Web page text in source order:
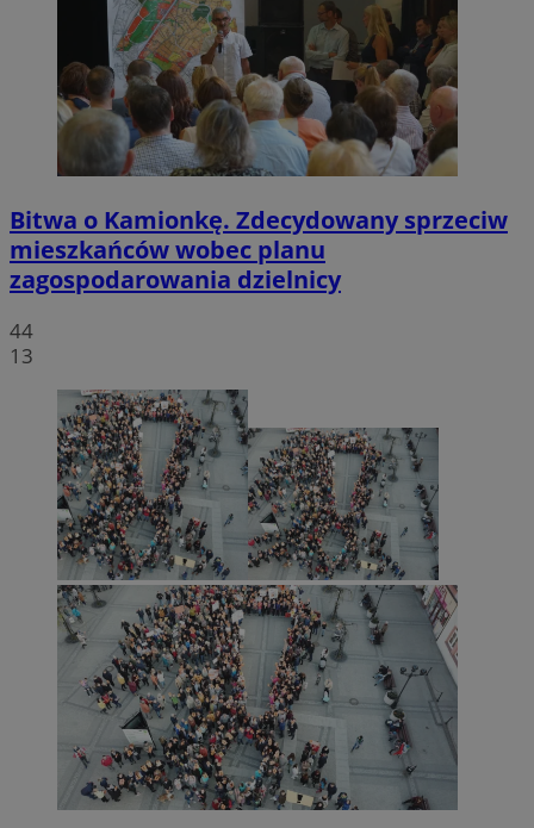
Bitwa o Kamionkę. Zdecydowany sprzeciw
mieszkańców wobec planu
zagospodarowania dzielnicy
44
13